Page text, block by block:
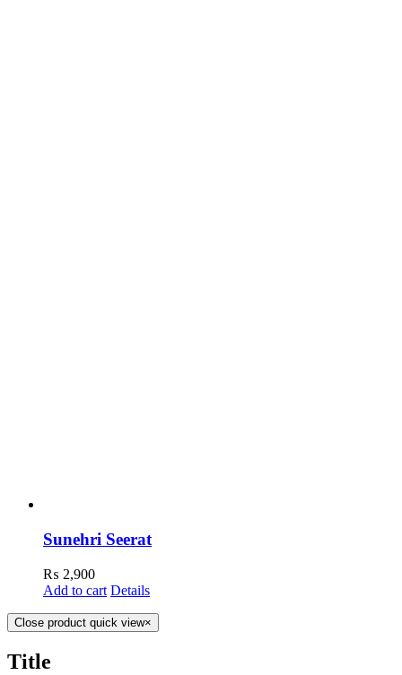
Sunehri Seerat
₨ 2,900
Add to cart Details
Close product quick view×
Title